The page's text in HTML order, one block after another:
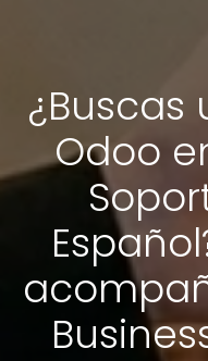
¿Buscas
Odoo